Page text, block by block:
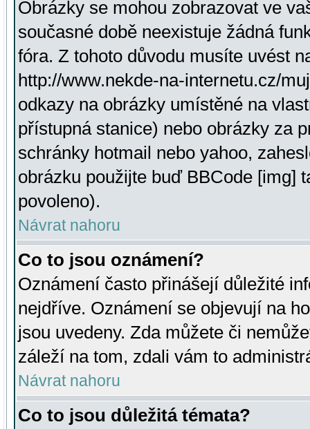
Obrázky se mohou zobrazovat ve
současné době neexistuje žádná
fóra. Z tohoto důvodu musíte uvést
http://www.nekde-na-internetu.cz/
odkazy na obrázky umístěné na
přístupná stanice) nebo obrázky za
schránky hotmail nebo yahoo,
obrázku použijte buď BBCode [img]
povoleno).
Návrat nahoru
Co to jsou oznámení?
Oznámení často přinášejí důležité
nejdříve. Oznámení se objevují na
jsou uvedeny. Zda můžete či
záleží na tom, zdali vám to
Návrat nahoru
Co to jsou důležitá témata?